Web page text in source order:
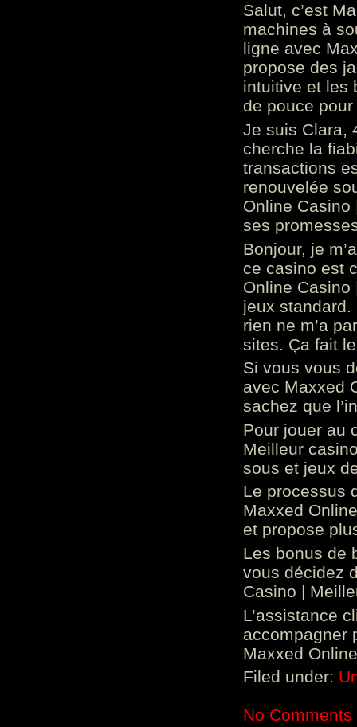
Salut, c’est
machines à
ligne avec
propose des
intuitive et les
de pouce
Je suis Clara,
cherche la
transactions
renouvelée
Online
ses
Bonjour, je
ce casino est
Online
jeux standard.
rien ne m’a
sites. Ça fait
Si vous vous
avec Maxxed
sachez que
Pour jouer au
Meilleur
sous et jeux
Le processus
Maxxed
et propose
Les bonus de
vous décidez
Casino |
L’assistance
accompagner
Maxxed
Filed under:
No Comments